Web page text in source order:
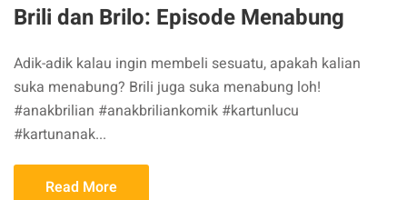
Brili dan Brilo: Episode Menabung
Adik-adik kalau ingin membeli sesuatu, apakah kalian
suka menabung? Brili juga suka menabung loh!
#anakbrilian #anakbriliankomik #kartunlucu
#kartunanak...
Read More